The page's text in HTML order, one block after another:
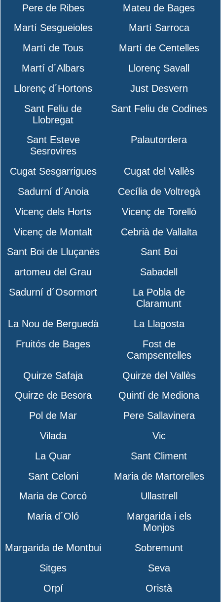
Pere de Ribes
Mateu de Bages
Martí Sesgueioles
Martí Sarroca
Martí de Tous
Martí de Centelles
Martí d´Albars
Llorenç Savall
Llorenç d´Hortons
Just Desvern
Sant Feliu de
Llobregat
Sant Feliu de Codines
Sant Esteve
Sesrovires
Palautordera
Cugat Sesgarrigues
Cugat del Vallès
Sadurní d´Anoia
Cecília de Voltregà
Vicenç dels Horts
Vicenç de Torelló
Vicenç de Montalt
Cebrià de Vallalta
Sant Boi de Lluçanès
Sant Boi
artomeu del Grau
Sabadell
Sadurní d´Osormort
La Pobla de
Claramunt
La Nou de Berguedà
La Llagosta
Fruitós de Bages
Fost de
Campsentelles
Quirze Safaja
Quirze del Vallès
Quirze de Besora
Quintí de Mediona
Pol de Mar
Pere Sallavinera
Vilada
Vic
La Quar
Sant Climent
Sant Celoni
Maria de Martorelles
Maria de Corcó
Ullastrell
Maria d´Oló
Margarida i els
Monjos
Margarida de Montbui
Sobremunt
Sitges
Seva
Orpí
Oristà